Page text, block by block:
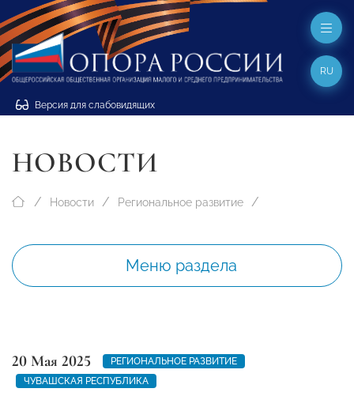
Версия для слабовидящих
RU
НОВОСТИ
Новости Региональное развитие
Меню раздела
20 Мая 2025
РЕГИОНАЛЬНОЕ РАЗВИТИЕ
ЧУВАШСКАЯ РЕСПУБЛИКА